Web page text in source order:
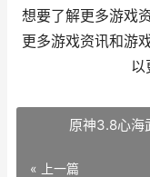
想要了解更多游戏
更多游戏资讯和游
以
原神3.8心海
« 上一篇